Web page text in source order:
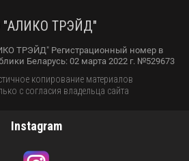
"АЛИКО ТРЭЙД"
ТРЭЙД" Регистрационный номер в
Беларусь: 02 марта 2022 г. №529673
копирование материалов
с согласия владельца сайта
Instagram